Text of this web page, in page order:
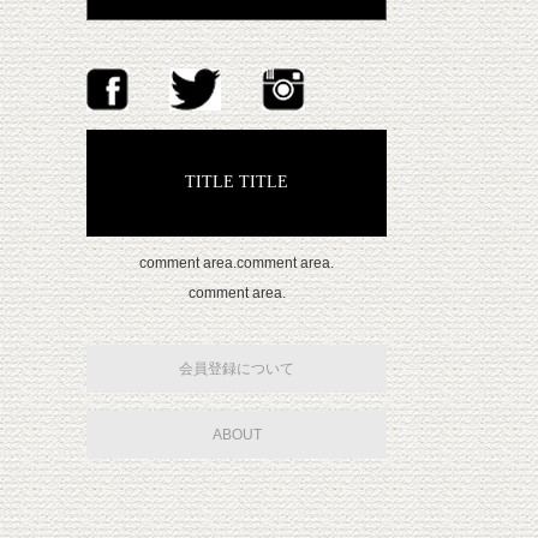
TITLE TITLE
comment area.comment area.
comment area.
会員登録について
ABOUT